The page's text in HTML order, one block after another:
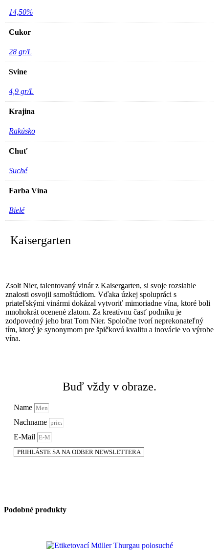
Biele
Červené
Rosé
Liehoviny
ZAUJÍMAVOSTI
Kontakt
Liehoviny
14,50%
Cukor
28 gr/L
Svine
4,9 gr/L
Krajina
Rakúsko
Chuť
Suché
Farba Vína
Bielé
Kaisergarten
Zsolt Nier, talentovaný vinár z Kaisergarten, si svoje rozsiahle
znalosti osvojil samoštúdiom. Vďaka úzkej spolupráci s
priateľskými vinármi dokázal vytvoriť mimoriadne vína, ktoré boli
mnohokrát ocenené zlatom. Za kreatívnu časť podniku je
zodpovedný jeho brat Tom Nier. Spoločne tvorí neprekonateľný
tím, ktorý je synonymom pre špičkovú kvalitu a inovácie vo výrobe
vína.
Buď vždy v obraze.
Name
Nachname
E-Mail
PRIHLÁSTE SA NA ODBER NEWSLETTERA
Podobné produkty